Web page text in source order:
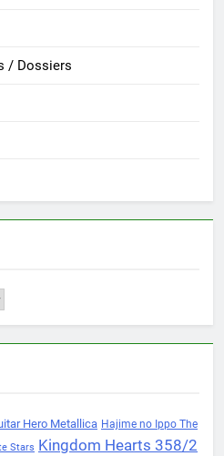
/ Dossiers
Hero Metallica Hajime no Ippo The
Stars Kingdom Hearts 358/2